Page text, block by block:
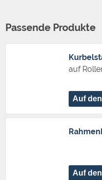
Passende Produkte
auf
Auf
Auf